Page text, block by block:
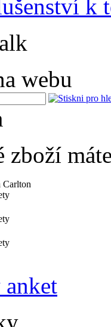
k
webu
zboží
Carlton